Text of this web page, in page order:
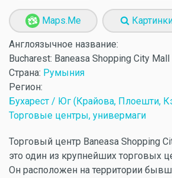
Maps.Me
Англоязычное название:
Bucharest: Baneasa Shopping City Mall
Страна: Румыния
Регион:
Бухарест / Юг (Крайова, Плоешти,
Торговые центры, универмаги
Торговый центр Baneasa Shopping
это один из крупнейших торговых
Он расположен на территории